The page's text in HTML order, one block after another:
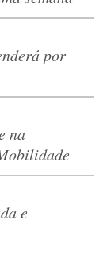
por
na
e